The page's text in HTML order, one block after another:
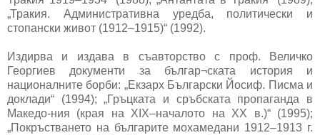
„Тракия. Административна уредба, политически и
стопански живот (1912–1915)“ (1992).
Издирва и издава в съавторство с проф. Величко
Георгиев документи за българ¬ската история и
националните борби: „Екзарх Български Йосиф. Писма и
доклади“ (1994); „Гръцката и сръбската пропаганда в
Македо-ния (края на XIX–началото на XX в.)“ (1995);
„Покръстването на българите мохамедани 1912–1913 г.